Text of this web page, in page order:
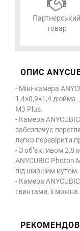
Партнерський
товар
ОПИС
- Міні-камера
1,4×0,9×1,4 дюйма.
M3 Plus.
- Камера
забезпечує
легко перевірити
- З об’єктивом 2,8
ANYCUBIC Photon
під ширшим кутом.
- Камера
гвинтами, її